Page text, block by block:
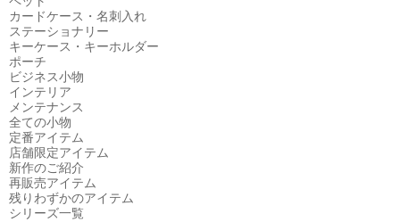
カードケース・名刺入れ
ステーショナリー
キーケース・キーホルダー
ポーチ
ビジネス小物
インテリア
メンテナンス
全ての小物
定番アイテム
店舗限定アイテム
新作のご紹介
再販売アイテム
残りわずかのアイテム
シリーズ一覧